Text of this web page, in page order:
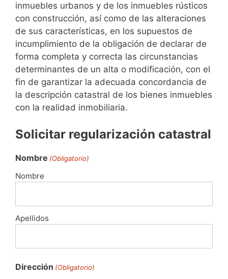
inmuebles urbanos y de los inmuebles rústicos
con construcción, así como de las alteraciones
de sus características, en los supuestos de
incumplimiento de la obligación de declarar de
forma completa y correcta las circunstancias
determinantes de un alta o modificación, con el
fin de garantizar la adecuada concordancia de
la descripción catastral de los bienes inmuebles
con la realidad inmobiliaria.
Solicitar regularización catastral
Nombre (Obligatorio)
Nombre
Apellidos
Dirección (Obligatorio)